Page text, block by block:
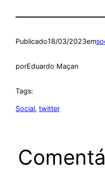
Publicado18/03/2023em
porEduardo Maçan
Tags:
Social, twitter